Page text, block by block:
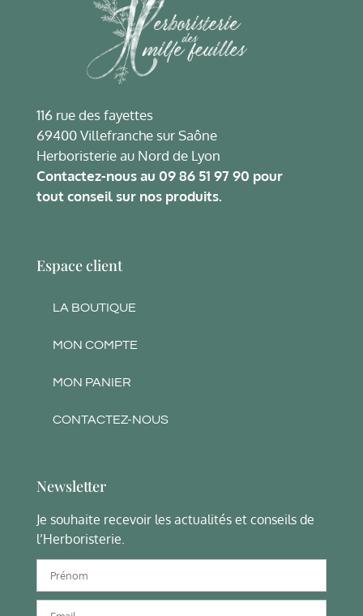
116 rue des fayettes
69400 Villefranche sur Saône
Herboristerie au Nord de Lyon
Contactez-nous au 09 86 51 97 90 pour
tout conseil sur nos produits.
Espace client
LA BOUTIQUE
MON COMPTE
MON PANIER
CONTACTEZ-NOUS
Newsletter
Je souhaite recevoir les actualités et conseils de
l’Herboristerie.